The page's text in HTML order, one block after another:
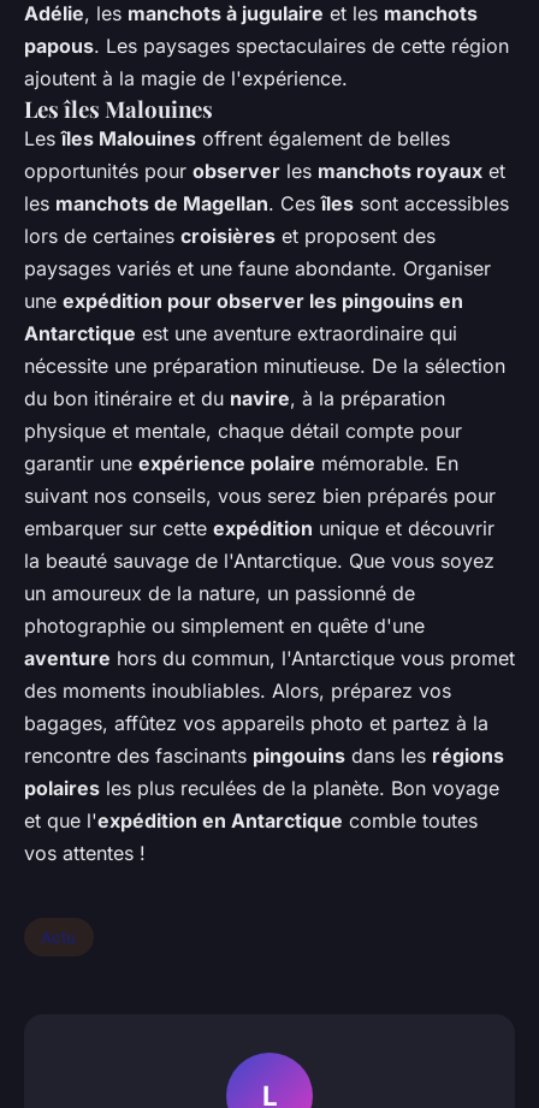
Adélie, les manchots à jugulaire et les manchots
papous. Les paysages spectaculaires de cette région
ajoutent à la magie de l'expérience.
Les îles Malouines
Lesîles Malouines offrent également de belles
opportunités pour observer les manchots royaux et
les manchots de Magellan. Cesîles sont accessibles
lors de certaines croisières et proposent des
paysages variés et une faune abondante. Organiser
une expédition pour observer les pingouins en
Antarctique est une aventure extraordinaire qui
nécessite une préparation minutieuse. De la sélection
du bon itinéraire et du navire, à la préparation
physique et mentale, chaque détail compte pour
garantir une expérience polaire mémorable. En
suivant nos conseils, vous serez bien préparés pour
embarquer sur cette expédition unique et découvrir
la beauté sauvage de l'Antarctique. Que vous soyez
un amoureux de la nature, un passionné de
photographie ou simplement en quête d'une
aventure hors du commun, l'Antarctique vous promet
des moments inoubliables. Alors, préparez vos
bagages, affûtez vos appareils photo et partez à la
rencontre des fascinants pingouins dans les régions
polaires les plus reculées de la planète. Bon voyage
et que l'expédition en Antarctique comble toutes
vos attentes !
Actu
L